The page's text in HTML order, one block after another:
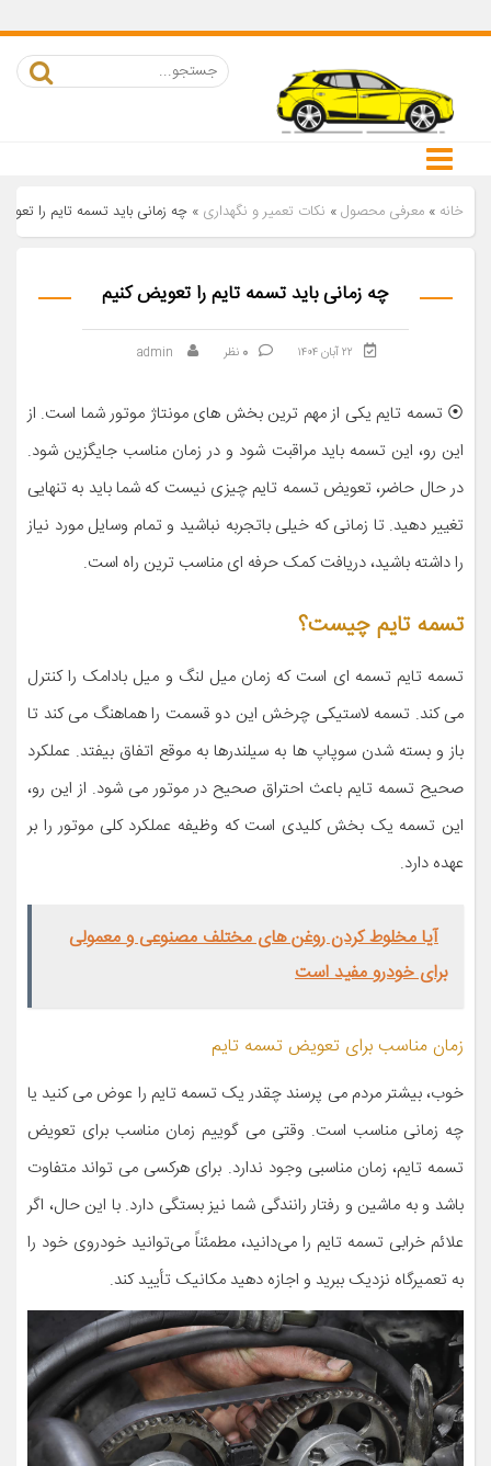
خانه » معرفی محصول» نکات تعمیر و نگهداری » چه زمانی باید تسمه تایم را
چه زمانی باید تسمه تایم را تعویض کنیم
۲۲ آبان ۱۴۰۴ 0 نظر
⦿ تسمه تایم یکی از مهم ترین بخش های مونتاژ موتور شما است. از
این رو، این تسمه باید مراقبت شود و در زمان مناسب جایگزین شود.
در حال حاضر، تعویض تسمه تایم چیزی نیست که شما باید به تنهایی
تغییر دهید. تا زمانی که خیلی باتجربه نباشید و تمام وسایل مورد نیاز
را داشته باشید، دریافت کمک حرفه ای مناسب ترین راه است.
تسمه تایم چیست؟
تسمه تایم تسمه ای است که زمان میل لنگ و میل بادامک را کنترل
می کند. تسمه لاستیکی چرخش این دو قسمت را هماهنگ می کند تا
باز و بسته شدن سوپاپ ها به سیلندرها به موقع اتفاق بیفتد. عملکرد
صحیح تسمه تایم باعث احتراق صحیح در موتور می شود. از این رو،
این تسمه یک بخش کلیدی است که وظیفه عملکرد کلی موتور را بر
عهده دارد.
آیا مخلوط کردن روغن های مختلف مصنوعی و معمولی
برای خودرو مفید است
زمان مناسب برای تعویض تسمه تایم
خوب، بیشتر مردم می پرسند چقدر یک تسمه تایم را عوض می کنید یا
چه زمانی مناسب است. وقتی می گوییم زمان مناسب برای تعویض
تسمه تایم، زمان مناسبی وجود ندارد. برای هرکسی می تواند متفاوت
باشد و به ماشین و رفتار رانندگی شما نیز بستگی دارد. با این حال، اگر
علائم خرابی تسمه تایم را می‌دانید، مطمئناً می‌توانید خودروی خود را
به تعمیرگاه نزدیک ببرید و اجازه دهید مکانیک تأیید کند.